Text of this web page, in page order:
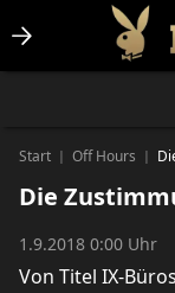
Start | Off Hours |
Die
1.9.2018 0:00 Uhr
Von Titel IX-